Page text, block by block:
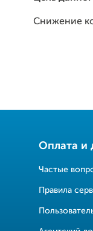
Снижение
Оплата и
Частые
Правила